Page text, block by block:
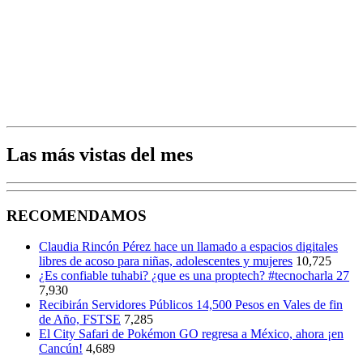
Las más vistas del mes
RECOMENDAMOS
Claudia Rincón Pérez hace un llamado a espacios digitales
libres de acoso para niñas, adolescentes y mujeres 10,725
¿Es confiable tuhabi? ¿que es una proptech? #tecnocharla 27
7,930
Recibirán Servidores Públicos 14,500 Pesos en Vales de fin
de Año, FSTSE 7,285
El City Safari de Pokémon GO regresa a México, ahora ¡en
Cancún! 4,689